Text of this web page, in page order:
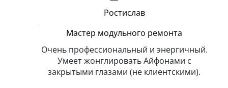
Ростислав
Мастер модульного ремонта
Очень профессиональный и энергичный.
Умеет жонглировать Айфонами с
закрытыми глазами (не клиентскими).